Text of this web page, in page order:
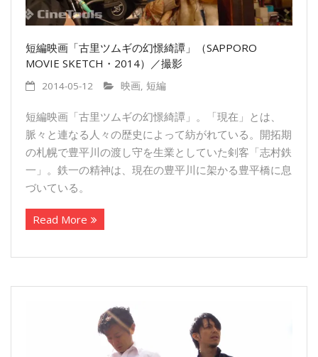
短編映画「古里ツムギの幻憬綺譚」（SAPPORO
MOVIE SKETCH・2014）／撮影
2014-05-12 映画, 短編
短編映画「古里ツムギの幻憬綺譚」。「現在」とは、
脈々と連なる人々の歴史によって紡がれている。開拓期
の札幌で豊平川の渡し守を生業としていた剣客「志村鉄
一」。鉄一の精神は、現在の豊平川に架かる豊平橋に息
づいている。
Read More